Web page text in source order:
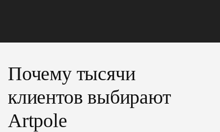
Почему тысячи
клиентов выбирают
Artpole